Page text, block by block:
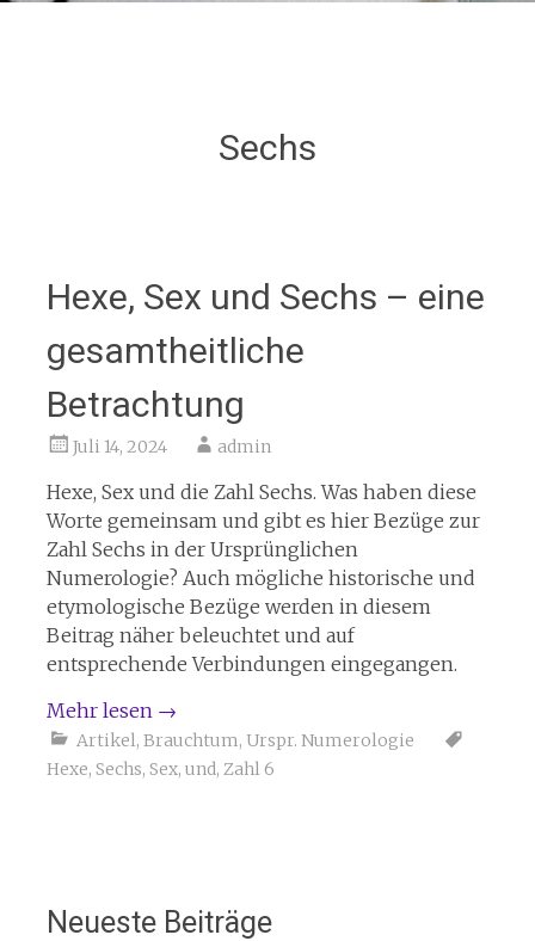
Sechs
Hexe, Sex und Sechs – eine
gesamtheitliche
Betrachtung
Juli 14, 2024 admin
Hexe, Sex und die Zahl Sechs. Was haben diese
Worte gemeinsam und gibt es hier Bezüge zur
Zahl Sechs in der Ursprünglichen
Numerologie? Auch mögliche historische und
etymologische Bezüge werden in diesem
Beitrag näher beleuchtet und auf
entsprechende Verbindungen eingegangen.
Mehr lesen →
Artikel, Brauchtum, Urspr. Numerologie
Hexe, Sechs, Sex, und, Zahl 6
Neueste Beiträge